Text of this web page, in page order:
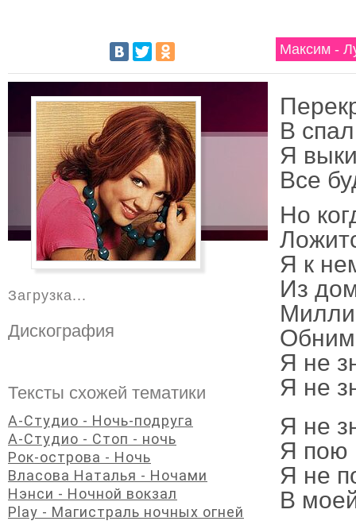
Максим -
В
Я
Все
Но
Я к
Из
Я не
Я не
Я не
Я пою
Я не
В
Загрузка...
Дискография
Тексты схожей тематики
А-Студио - Ночь-подруга
А-Студио - Стоп - ночь
Рок-острова - Ночь
Власова Наталья - Ночами
Нэнси - Ночной вокзал
Play - Магистраль ночных огней